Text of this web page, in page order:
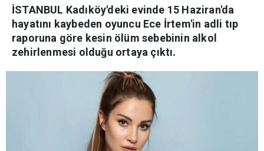
İSTANBUL Kadıköy'deki evinde 15 Haziran'da
hayatını kaybeden oyuncu Ece İrtem'in adli tıp
raporuna göre kesin ölüm sebebinin alkol
zehirlenmesi olduğu ortaya çıktı.